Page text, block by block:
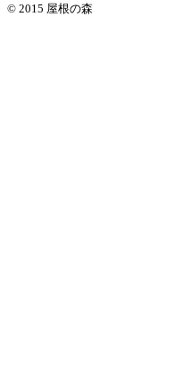
© 2015 屋根の森